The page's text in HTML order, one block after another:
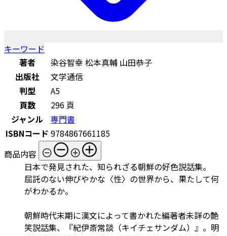
キーワード
著者
染谷智幸 松本真輔 山田恭子
出版社
文学通信
判型
A5
頁数
296 頁
ジャンル
専門書
ISBNコード 9784867661185
商品内容
日本で発見された、知られざる朝鮮の好色説話集。
屈託のない伸びやかな〈性〉の世界から、果たして何
がわかるか。
朝鮮時代末期に漢文によって書かれた編著者未詳の艶
笑説話集、『紀伊斎常談（キイチェサンダム）』。明